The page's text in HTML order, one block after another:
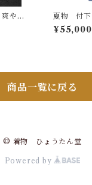
やか
長さ 4
夏物 付
花色の地
つき ガー
¥55,000
商品一覧に戻る
© 着物 ひょうたん堂
Powered by